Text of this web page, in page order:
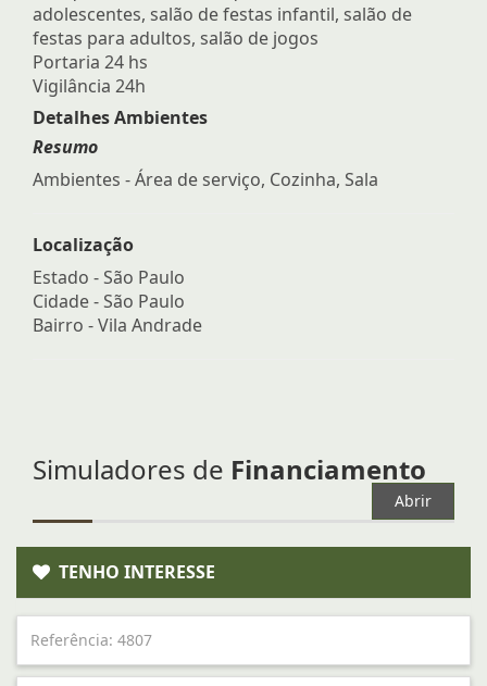
adolescentes, salão de festas infantil, salão de
festas para adultos, salão de jogos
Portaria 24 hs
Vigilância 24h
Detalhes Ambientes
Resumo
Ambientes - Área de serviço, Cozinha, Sala
Localização
Estado -São Paulo
Cidade -São Paulo
Bairro -Vila Andrade
Simuladores de Financiamento
Abrir
TENHO INTERESSE